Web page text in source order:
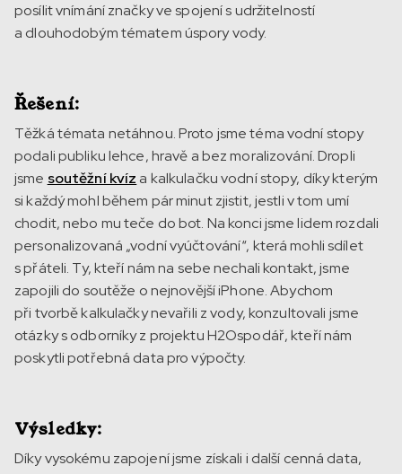
posílit vnímání značky ve spojení s udržitelností
a dlouhodobým tématem úspory vody.
Řešení:
Těžká témata netáhnou. Proto jsme téma vodní stopy
podali publiku lehce, hravě a bez moralizování. Dropli
jsme soutěžní kvíz a kalkulačku vodní stopy, díky kterým
si každý mohl během pár minut zjistit, jestli v tom umí
chodit, nebo mu teče do bot. Na konci jsme lidem rozdali
personalizovaná „vodní vyúčtování“, která mohli sdílet
s přáteli. Ty, kteří nám na sebe nechali kontakt, jsme
zapojili do soutěže o nejnovější iPhone. Abychom
při tvorbě kalkulačky nevařili z vody, konzultovali jsme
otázky s odborníky z projektu H2Ospodář, kteří nám
poskytli potřebná data pro výpočty.
Výsledky:
Díky vysokému zapojení jsme získali i další cenná data,